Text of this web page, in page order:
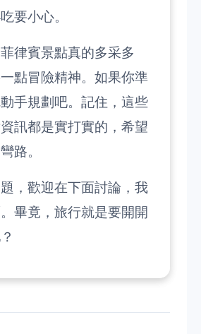
要小心。
律賓景點真的多采多
點冒險精神。如果你準
手規劃吧。記住，這些
訊都是實打實的，希望
路。
，歡迎在下面討論，我
畢竟，旅行就是要開開